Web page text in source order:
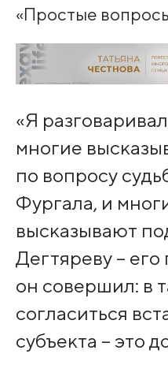
«Простые
«Я
многие
по вопросу
Фургала, и
высказывают
Дегтяреву – его
он совершил: в
согласиться
субъекта – это